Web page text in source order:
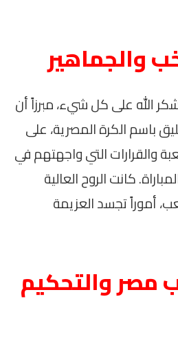
والجماهير
الله على كل شيء، مبرزاً أن
باسم الكرة المصرية، على
والقرارات التي واجهتهم في
كانت الروح العالية
أموراً تجسد العزيمة
مصر والتحكيم